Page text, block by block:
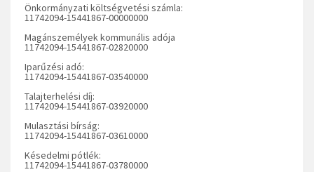
Önkormányzati költségvetési számla:
11742094-15441867-00000000
Magánszemélyek kommunális adója
11742094-15441867-02820000
Iparűzési adó:
11742094-15441867-03540000
Talajterhelési díj:
11742094-15441867-03920000
Mulasztási bírság:
11742094-15441867-03610000
Késedelmi pótlék:
11742094-15441867-03780000